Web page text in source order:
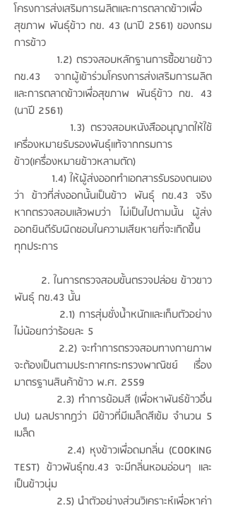
โครงการส่งเสริมการผลิตและการตลาดข้าวเพื่อ
สุขภาพ พันธุ์ข้าว กข. 43 (นาปี 2561) ของกรม
การข้าว
1.2) ตรวจสอบหลักฐานการซื้อขายข้าว
กข.43 จากผู้เข้าร่วมโครงการส่งเสริมการผลิต
และการตลาดข้าวเพื่อสุขภาพ พันธุ์ข้าว กข. 43
(นาปี 2561)
1.3) ตรวจสอบหนังสืออนุญาตให้ใช้
เครื่องหมายรับรองพันธุ์แท้จากกรมการ
ข้าว(เครื่องหมายข้าวหลามตัด)
1.4) ให้ผู้ส่งออกทำเอกสารรับรองตนเอง
ว่า ข้าวที่ส่งออกนั้นเป็นข้าว พันธุ์ กข.43 จริง
หากตรวจสอบแล้วพบว่า ไม่เป็นไปตามนั้น ผู้ส่ง
ออกยินดีรับผิดชอบในความเสียหายที่จะเกิดขึ้น
ทุกประการ
2. ในการตรวจสอบขั้นตรวจปล่อย ข้าวขาว
พันธุ์ กข.43 นั้น
2.1) การสุ่มชั่งน้ำหนักและเก็บตัวอย่าง
ไม่น้อยกว่าร้อยละ 5
2.2) จะทำการตรวจสอบทางกายภาพ
จะต้องเป็นตามประกาศกระทรวงพาณิชย์ เรื่อง
มาตรฐานสินค้าข้าว พ.ศ. 2559
2.3) ทำการย้อมสี (เพื่อหาพันธ์ข้าวอื่น
ปน) ผลปรากฎว่า มีข้าวที่มีเมล็ดสีเข้ม จำนวน 5
เมล็ด
2.4) หุงข้าวเพื่อดมกลิ่น (COOKING
TEST) ข้าวพันธุ์กข.43 จะมีกลิ่นหอมอ่อนๆ และ
เป็นข้าวนุ่ม
2.5) นำตัวอย่างส่วนวิเคราะห์เพื่อหาค่า